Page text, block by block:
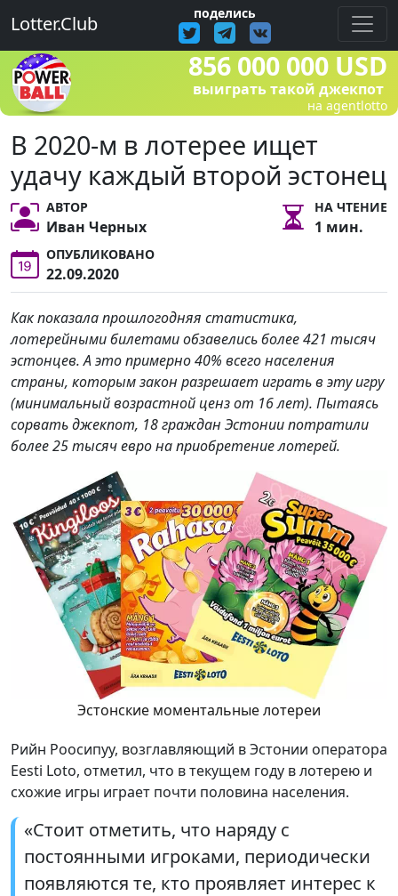
Lotter.Club поделись
856 000 000 USD
выиграть такой джекпот
на agentlotto
В 2020-м в лотерее ищет
удачу каждый второй эстонец
АВТОР
Иван Черных
НА ЧТЕНИЕ
1 мин.
ОПУБЛИКОВАНО
22.09.2020
Как показала прошлогодняя статистика,
лотерейными билетами обзавелись более 421 тысяч
эстонцев. А это примерно 40% всего населения
страны, которым закон разрешает играть в эту игру
(минимальный возрастной ценз от 16 лет). Пытаясь
сорвать джекпот, 18 граждан Эстонии потратили
более 25 тысяч евро на приобретение лотерей.
Эстонские моментальные лотереи
Рийн Роосипуу, возглавляющий в Эстонии оператора
Eesti Loto, отметил, что в текущем году в лотерею и
схожие игры играет почти половина населения.
«Стоит отметить, что наряду с
постоянными игроками, периодически
появляются те, кто проявляет интерес к